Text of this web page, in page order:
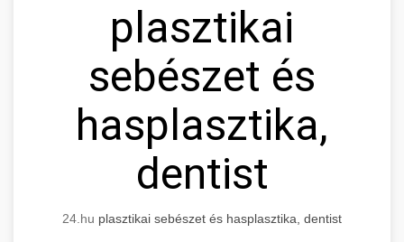
plasztikai
sebészet és
hasplasztika,
dentist
24.hu plasztikai sebészet és hasplasztika, dentist